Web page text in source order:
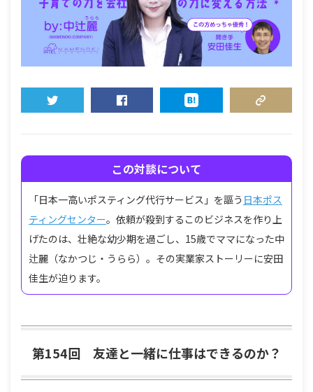
この対談について
「日本一高いポスティング代行サービス」を謳う 日本ポス
ティングセンター。依頼が殺到するこのビジネスを作り上
げたのは、壮絶な幼少期を過ごし、15歳でママになった中
辻麗（なかつじ・うらら）。その実業家ストーリーに安田
佳生が迫ります。
第154回 友達と一緒に仕事はできるのか？